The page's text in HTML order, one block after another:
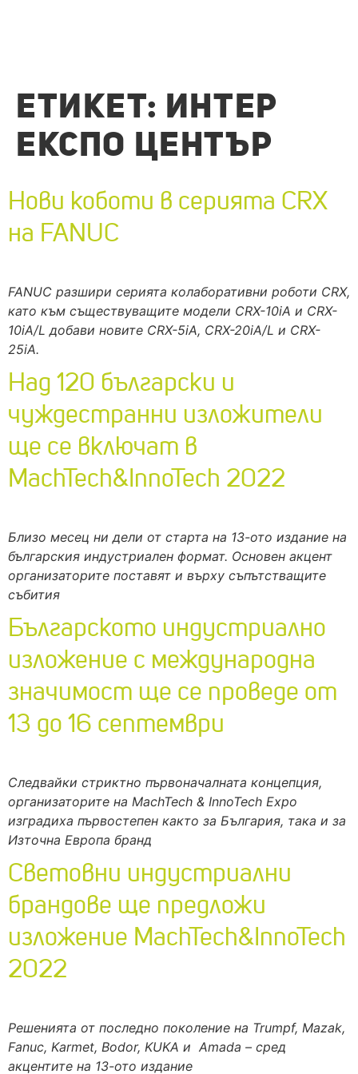
ЕТИКЕТ: ИНТЕР
ЕКСПО ЦЕНТЪР
Нови коботи в серията CRX
на FANUC
FANUC разшири серията колаборативни роботи CRX,
като към съществуващите модели CRX-10iA и CRX-
10iA/L добави новите CRX-5iA, CRX-20iA/L и CRX-
25iA.
Над 120 български и
чуждестранни изложители
ще се включат в
MachTech&InnoTech 2022
Близо месец ни дели от старта на 13-ото издание на
българския индустриален формат. Основен акцент
организаторите поставят и върху съпътстващите
събития
Българското индустриално
изложение с международна
значимост ще се проведе от
13 до 16 септември
Следвайки стриктно първоначалната концепция,
организаторите на MachTech & InnoTech Expo
изградиха първостепен както за България, така и за
Източна Европа бранд
Световни индустриални
брандове ще предложи
изложение MachTech&InnoTech
2022
Решенията от последно поколение на Trumpf, Mazak,
Fanuc, Karmet, Bodor, KUKA и Amada – сред
акцентите на 13-ото издание